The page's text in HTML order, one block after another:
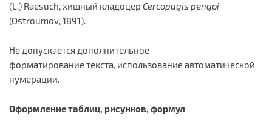
(L.) Raesuch, хищный кладоцер Cercopagis pengoi
(Ostroumov, 1891).
Не допускается дополнительное
форматирование текста, использование автоматической
нумерации.
Оформление таблиц, рисунков, формул